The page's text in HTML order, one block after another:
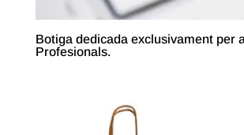
Botiga dedicada exclusivament per a
Profesionals.